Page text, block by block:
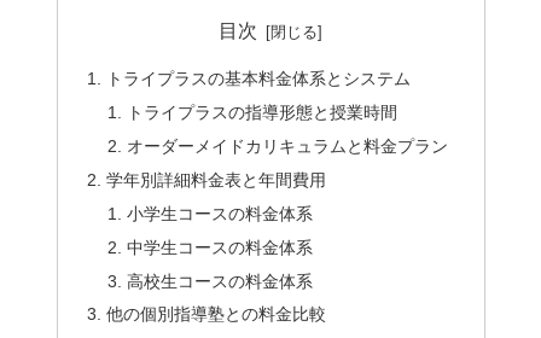
目次
トライプラスの基本料金体系とシステム
トライプラスの指導形態と授業時間
オーダーメイドカリキュラムと料金プラン
学年別詳細料金表と年間費用
小学生コースの料金体系
中学生コースの料金体系
高校生コースの料金体系
他の個別指導塾との料金比較